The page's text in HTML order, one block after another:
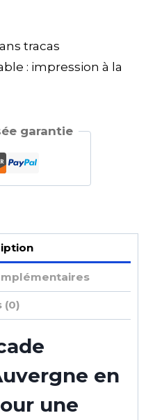
tracas
: impression à la
garantie
(0)
en
une